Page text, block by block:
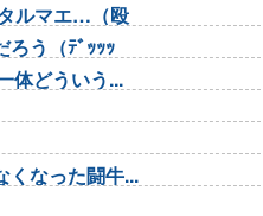
ルマエ…（殴
ろう（ﾃﾞｯｯｯ
体どういう...
くなった闘牛...